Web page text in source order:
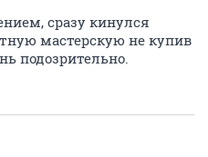
сразу кинулся
мастерскую не купив
подозрительно.